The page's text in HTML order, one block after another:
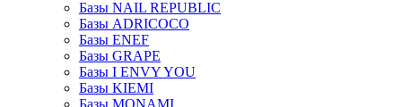
Базы NAIL REPUBLIC
Базы ADRICOCO
Базы ENEF
Базы GRAPE
Базы I ENVY YOU
Базы KIEMI
Базы MONAMI